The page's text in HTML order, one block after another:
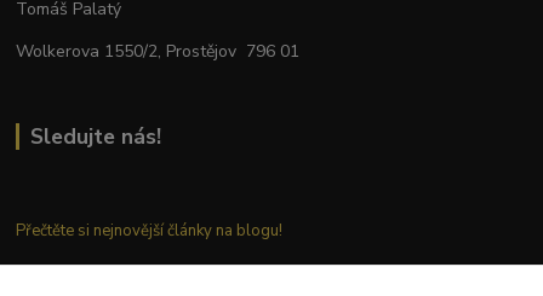
Tomáš Palatý
Wolkerova 1550/2, Prostějov 796 01
Sledujte nás!
Přečtěte si nejnovější články na blogu!